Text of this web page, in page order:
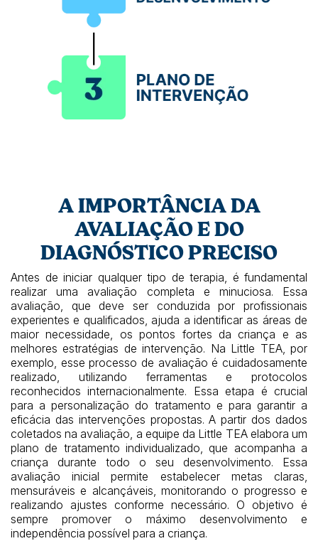
A IMPORTÂNCIA DA
AVALIAÇÃO E DO
DIAGNÓSTICO PRECISO
Antes de iniciar qualquer tipo de terapia, é fundamental
realizar uma avaliação completa e minuciosa. Essa
avaliação, que deve ser conduzida por profissionais
experientes e qualificados, ajuda a identificar as áreas de
maior necessidade, os pontos fortes da criança e as
melhores estratégias de intervenção. Na Little TEA, por
exemplo, esse processo de avaliação é cuidadosamente
realizado, utilizando ferramentas e protocolos
reconhecidos internacionalmente. Essa etapa é crucial
para a personalização do tratamento e para garantir a
eficácia das intervenções propostas. A partir dos dados
coletados na avaliação, a equipe da Little TEA elabora um
plano de tratamento individualizado, que acompanha a
criança durante todo o seu desenvolvimento. Essa
avaliação inicial permite estabelecer metas claras,
mensuráveis e alcançáveis, monitorando o progresso e
realizando ajustes conforme necessário. O objetivo é
sempre promover o máximo desenvolvimento e
independência possível para a criança.